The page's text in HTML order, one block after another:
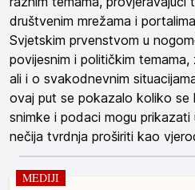
društvenim mrežama i
Svjetskim prvenstvom u
povijesnim i političkim
ali i o svakodnevnim
ovaj put se pokazalo koliko se
snimke i podaci mogu
nečija tvrdnja proširiti kao
MEDIJI